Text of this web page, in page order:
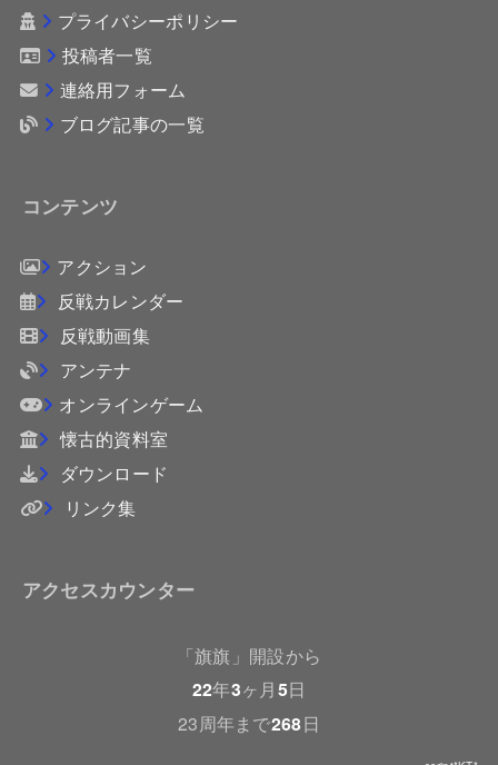
プライバシーポリシー
投稿者一覧
連絡用フォーム
ブログ記事の一覧
コンテンツ
アクション
反戦カレンダー
反戦動画集
アンテナ
オンラインゲーム
懐古的資料室
ダウンロード
リンク集
アクセスカウンター
「旗旗」開設から
22年3ヶ月5日
23周年まで268日